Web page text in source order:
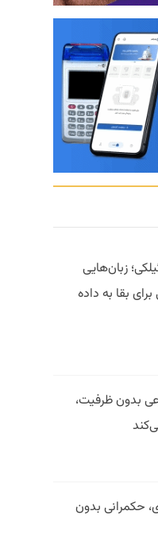
زبان‌هایی
بقا به داده
بدون ظرفیت،
حکمرانی بدون